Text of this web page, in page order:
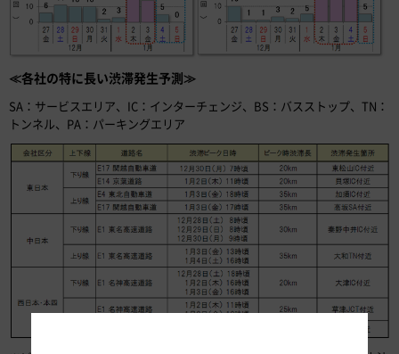
≪各社の特に長い渋滞発生予測≫
SA：サービスエリア、IC：インターチェンジ、BS：バスストップ、TN：
トンネル、PA：パーキングエリア